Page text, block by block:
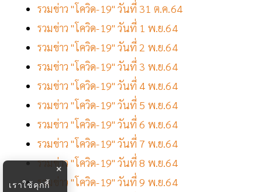
รวมข่าว "โควิด-19" วันที่ 31 ต.ค.64
รวมข่าว "โควิด-19" วันที่ 1 พ.ย.64
รวมข่าว "โควิด-19" วันที่ 2 พ.ย.64
รวมข่าว "โควิด-19" วันที่ 3 พ.ย.64
รวมข่าว "โควิด-19" วันที่ 4 พ.ย.64
รวมข่าว "โควิด-19" วันที่ 5 พ.ย.64
รวมข่าว "โควิด-19" วันที่ 6 พ.ย.64
รวมข่าว "โควิด-19" วันที่ 7 พ.ย.64
รวมข่าว "โควิด-19" วันที่ 8 พ.ย.64
รวมข่าว "โควิด-19" วันที่ 9 พ.ย.64
×
เราใช้คุกกี้